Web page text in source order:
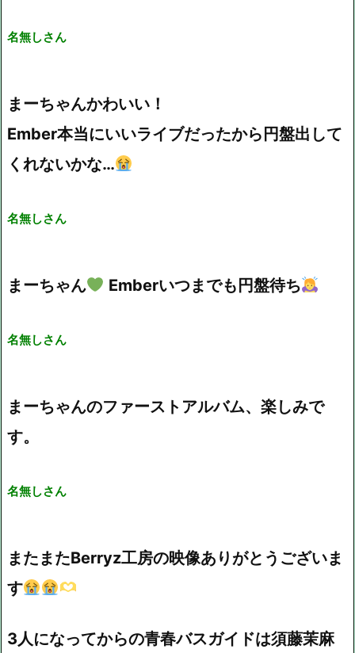
名無しさん
まーちゃんかわいい！
Ember本当にいいライブだったから円盤出して
くれないかな…
名無しさん
まーちゃん Emberいつまでも円盤待ち
名無しさん
まーちゃんのファーストアルバム、楽しみで
す。
名無しさん
またまたBerryz工房の映像ありがとうございま
す
3人になってからの青春バスガイドは須藤茉麻